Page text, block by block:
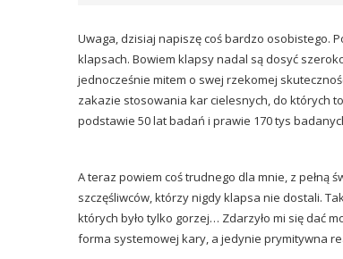
Uwaga, dzisiaj napiszę coś bardzo osobistego.
klapsach. Bowiem klapsy nadal są dosyć
jednocześnie mitem o swej rzekomej
zakazie stosowania kar cielesnych, do których
podstawie 50 lat badań i prawie 170 tys
A teraz powiem coś trudnego dla mnie, z pełną
szczęśliwców, którzy nigdy klapsa nie dostali.
których było tylko gorzej… Zdarzyło mi się dać
forma systemowej kary, a jedynie prymitywna